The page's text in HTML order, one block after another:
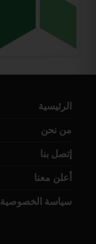
الرئيسية
من نحن
إتصل بنا
أعلن معنا
سياسة الخصوصية